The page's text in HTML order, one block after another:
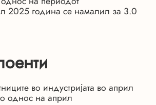
2025 година се намалил за 3.0
во индустријата во април
однос на април